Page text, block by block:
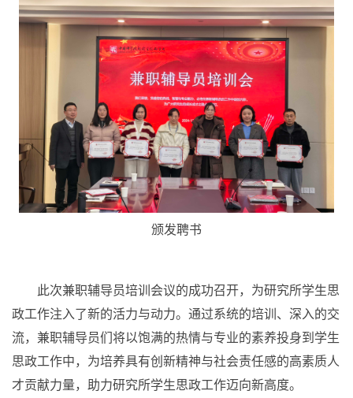
颁发聘书
此次兼职辅导员培训会议的成功召开，为研究所学生思
政工作注入了新的活力与动力。通过系统的培训、深入的交
流，兼职辅导员们将以饱满的热情与专业的素养投身到学生
思政工作中，为培养具有创新精神与社会责任感的高素质人
才贡献力量，助力研究所学生思政工作迈向新高度。